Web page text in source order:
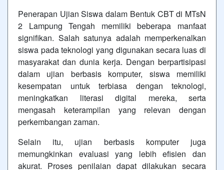
Penerapan Ujian Siswa dalam Bentuk CBT di MTsN
2 Lampung Tengah memiliki beberapa manfaat
signifikan. Salah satunya adalah memperkenalkan
siswa pada teknologi yang digunakan secara luas di
masyarakat dan dunia kerja. Dengan berpartisipasi
dalam ujian berbasis komputer, siswa memiliki
kesempatan untuk terbiasa dengan teknologi,
meningkatkan literasi digital mereka, serta
mengasah keterampilan yang relevan dengan
perkembangan zaman.
Selain itu, ujian berbasis komputer juga
memungkinkan evaluasi yang lebih efisien dan
akurat. Proses penilaian dapat dilakukan secara